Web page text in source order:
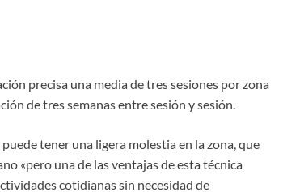
precisa una media de tres sesiones por zona
de tres semanas entre sesión y sesión.
tener una ligera molestia en la zona, que
«pero una de las ventajas de esta técnica
cotidianas sin necesidad de